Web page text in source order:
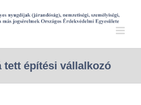
tett építési vállalkozó